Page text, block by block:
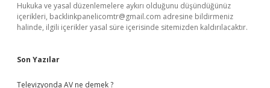
Hukuka ve yasal düzenlemelere aykırı olduğunu düşündüğünüz
içerikleri, backlinkpanelicomtr@gmail.com adresine bildirmeniz
halinde, ilgili içerikler yasal süre içerisinde sitemizden kaldırılacaktır.
Son Yazılar
Televizyonda AV ne demek ?